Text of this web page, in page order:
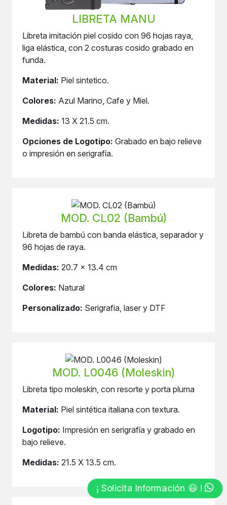
¡ Solicita Información 😃 !
LIBRETA MANU
Libreta imitación piel cosido con 96 hojas raya,
liga elástica, con 2 costuras cosido grabado en
funda.
Material: Piel sintetico.
Colores: Azul Marino, Cafe y Miel.
Medidas: 13 X 21.5 cm.
Opciones de Logotipo: Grabado en bajo relieve
o impresión en serigrafía.
MOD. CL02 (Bambú)
Libreta de bambú con banda elástica, separador y
96 hojas de raya.
Medidas: 20.7 x 13.4 cm
Colores: Natural
Personalizado: Serigrafia, laser y DTF
MOD. L0046 (Moleskin)
Libreta tipo moleskin, con resorte y porta pluma
Material: Piel sintética italiana con textura.
Logotipo: Impresión en serigrafía y grabado en
bajo relieve.
Medidas: 21.5 X 13.5 cm.